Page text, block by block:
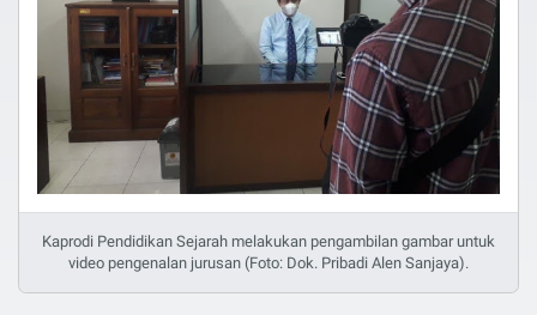
Kaprodi Pendidikan Sejarah melakukan pengambilan gambar untuk
video pengenalan jurusan (Foto: Dok. Pribadi Alen Sanjaya).